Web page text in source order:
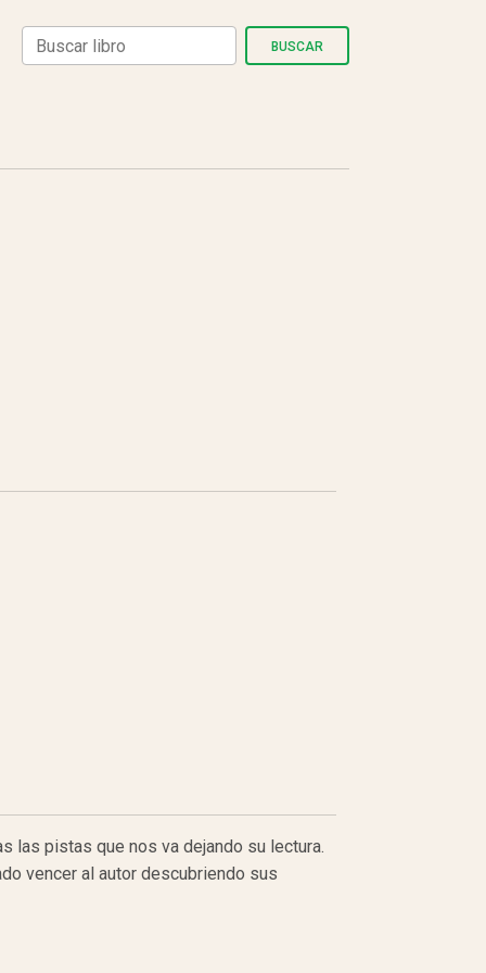
BUSCAR
las pistas que nos va dejando su lectura.
vencer al autor descubriendo sus